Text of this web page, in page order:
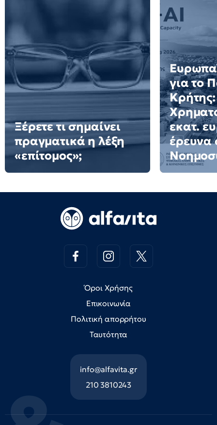
Ξέρετε τι σημαίνει
πραγματικά η λέξη
«επίτομος»;
για το
Κρήτης:
εκατ.
έρευνα
Όροι Χρήσης
Επικοινωνία
Πολιτική απορρήτου
Ταυτότητα
info@alfavita.gr
210 3810243